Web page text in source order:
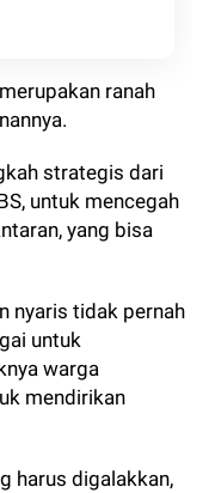
ranah
strategis dari
untuk mencegah
yang bisa
nyaris tidak pernah
untuk
warga
mendirikan
harus digalakkan,